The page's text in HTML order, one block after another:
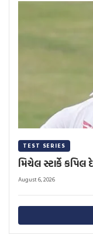
TEST SERIES
મિચેલ સ્ટાર્કે
August 6, 2026